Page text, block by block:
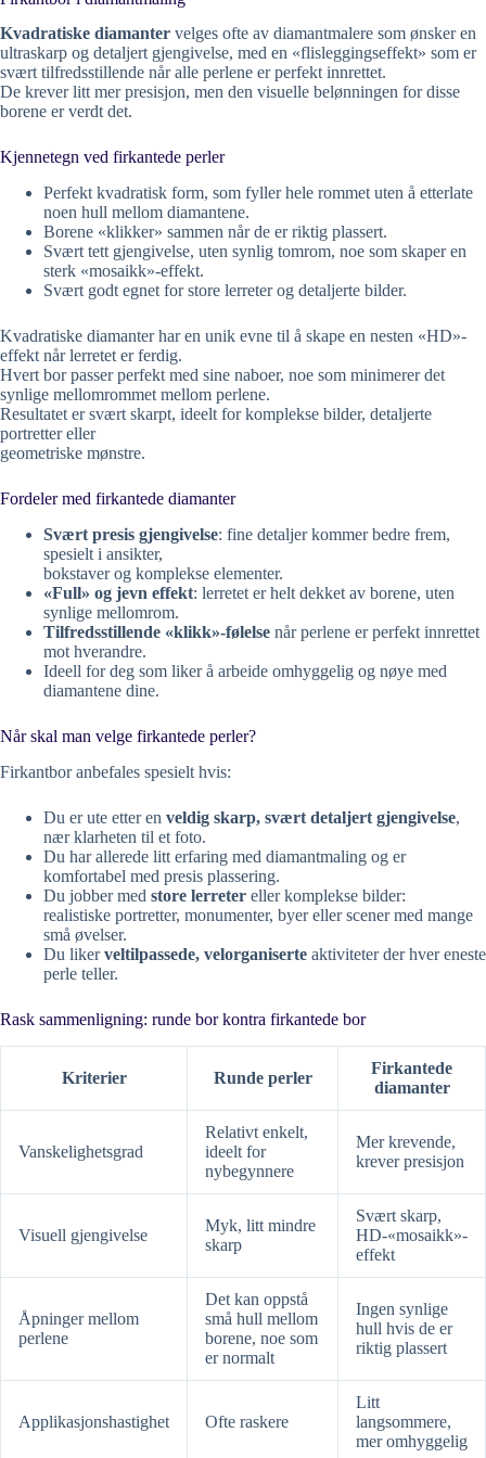
Kvadratiske diamanter velges ofte av diamantmalere som ønsker en
ultraskarp og detaljert gjengivelse, med en «flisleggingseffekt» som er
svært tilfredsstillende når alle perlene er perfekt innrettet.
De krever litt mer presisjon, men den visuelle belønningen for disse
borene er verdt det.
Kjennetegn ved firkantede perler
Perfekt kvadratisk form, som fyller hele rommet uten å etterlate
noen hull mellom diamantene.
Borene «klikker» sammen når de er riktig plassert.
Svært tett gjengivelse, uten synlig tomrom, noe som skaper en
sterk «mosaikk»-effekt.
Svært godt egnet for store lerreter og detaljerte bilder.
Kvadratiske diamanter har en unik evne til å skape en nesten «HD»-
effekt når lerretet er ferdig.
Hvert bor passer perfekt med sine naboer, noe som minimerer det
synlige mellomrommet mellom perlene.
Resultatet er svært skarpt, ideelt for komplekse bilder, detaljerte
portretter eller
geometriske mønstre.
Fordeler med firkantede diamanter
Svært presis gjengivelse: fine detaljer kommer bedre frem,
spesielt i ansikter,
bokstaver og komplekse elementer.
«Full» og jevn effekt: lerretet er helt dekket av borene, uten
synlige mellomrom.
Tilfredsstillende «klikk»-følelse når perlene er perfekt innrettet
mot hverandre.
Ideell for deg som liker å arbeide omhyggelig og nøye med
diamantene dine.
Når skal man velge firkantede perler?
Firkantbor anbefales spesielt hvis:
Du er ute etter en veldig skarp, svært detaljert gjengivelse,
nær klarheten til et foto.
Du har allerede litt erfaring med diamantmaling og er
komfortabel med presis plassering.
Du jobber med store lerreter eller komplekse bilder:
realistiske portretter, monumenter, byer eller scener med mange
små øvelser.
Du likerveltilpassede, velorganiserte aktiviteter der hver eneste
perle teller.
Rask sammenligning: runde bor kontra firkantede bor
Kriterier Runde perler
Firkantede
diamanter
Vanskelighetsgrad
Relativt enkelt,
ideelt for
nybegynnere
Mer krevende,
krever presisjon
Visuell gjengivelse
Myk, litt mindre
skarp
Svært skarp,
HD-«mosaikk»-
effekt
Åpninger mellom
perlene
Det kan oppstå
små hull mellom
borene, noe som
er normalt
Ingen synlige
hull hvis de er
riktig plassert
Applikasjonshastighet Ofte raskere
Litt
langsommere,
mer omhyggelig